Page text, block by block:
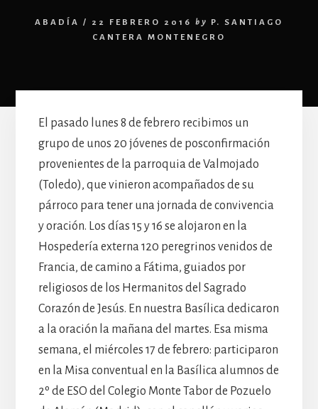
ABADÍA / 22 FEBRERO 2016 by
P. SANTIAGO
CANTERA MONTENEGRO
El pasado lunes 8 de febrero recibimos un
grupo de unos 20 jóvenes de posconfirmación
provenientes de la parroquia de Valmojado
(Toledo), que vinieron acompañados de su
párroco para tener una jornada de convivencia
y oración. Los días 15 y 16 se alojaron en la
Hospedería externa 120 peregrinos venidos de
Francia, de camino a Fátima, guiados por
religiosos de los Hermanitos del Sagrado
Corazón de Jesús. En nuestra Basílica dedicaron
a la oración la mañana del martes. Esa misma
semana, el miércoles 17 de febrero: participaron
en la Misa conventual en la Basílica alumnos de
2º de ESO del Colegio Monte Tabor de Pozuelo